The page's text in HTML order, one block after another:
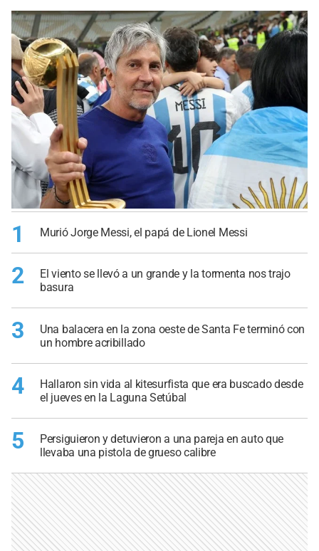
1 Murió Jorge Messi, el papá de Lionel Messi
2
El viento se llevó a un grande y la tormenta nos trajo
basura
3
Una balacera en la zona oeste de Santa Fe terminó con
un hombre acribillado
4
Hallaron sin vida al kitesurfista que era buscado desde
el jueves en la Laguna Setúbal
5
Persiguieron y detuvieron a una pareja en auto que
llevaba una pistola de grueso calibre